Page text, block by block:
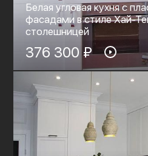
Белая угловая кухня с
фасадами в стиле Хай-
столешницей
376 300 ₽